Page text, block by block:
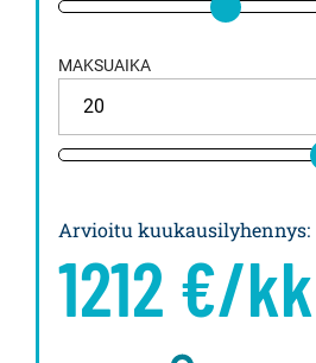
MAKSUAIKA
Arvioitu kuukausilyhennys:
1212 €/kk